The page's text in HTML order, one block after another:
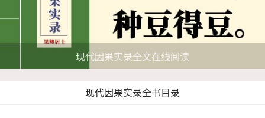
现代因果实录全文在线阅读
现代因果实录全书目录